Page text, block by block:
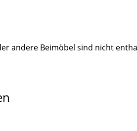
andere Beimöbel sind nicht